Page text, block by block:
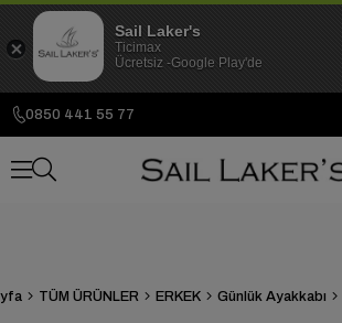
0850 441 55 77
TÜM ÜRÜNLER ERKEK Günlük Ayakkabı
Sail Laker's
Ticimax
Ücretsiz -Google Play'de